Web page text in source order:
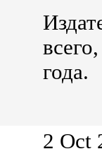
года.
2 Oct